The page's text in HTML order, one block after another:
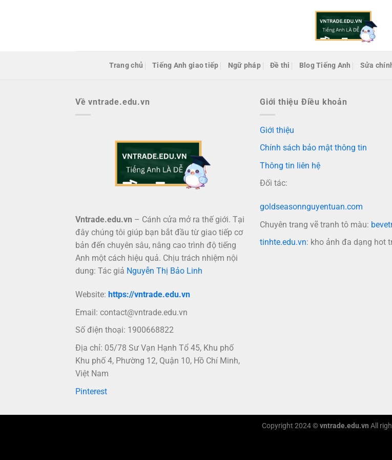
Trang chủ Tiếng Anh giao tiếp Ngữ pháp Đề thi Blog Tiếng Anh Sửa
Về vntrade.edu.vn
Vntrade.edu.vn – Cánh cửa mở ra thế giới. Tại
đây chúng tôi giúp bạn bắt đầu từ giao tiếp cơ
bản đến chuyên sâu, nâng cao trình độ tiếng
Anh một cách hiệu quả. Chịu trách nhiệm nội
dung: Tác giả Nguyễn Thị Bảo Linh
Website: https://vntrade.edu.vn
Email: contact@vntrade.edu.vn
Số điện thoại: 1900668822
Địa chỉ: 05/78 Sư Vạn Hạnh Tổ 45, Khu phố
Khu phố 4, Phường 12, Quận 10, Hồ Chí Minh,
Việt Nam
Pinterest
Giới thiệu Điều khoản
Giới thiệu
Chính sách bảo mật thông tin
Thông tin liên hệ
Đối tác:
goldseasonnguyentuan.com
Chuyên trang vẽ tranh tô màu:
tinhte.edu.vn: kho ảnh đa dạng hot
Copyright 2024 ©vntrade.edu.vn All